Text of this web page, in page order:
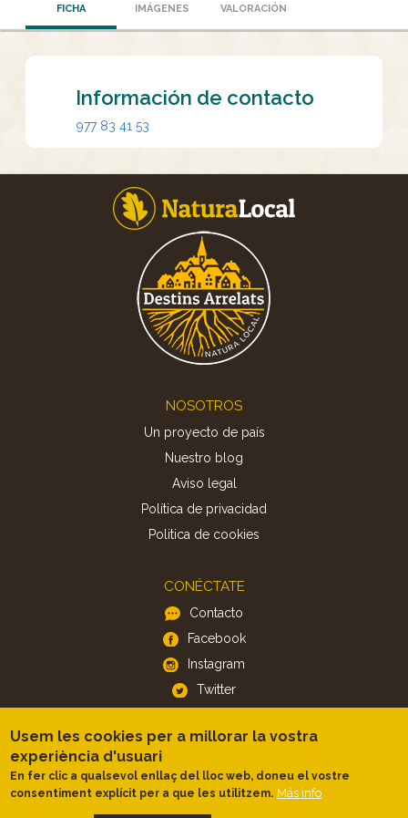
FICHA IMÁGENES VALORACIÓN
Información de contacto
977 83 41 53
NOSOTROS
Un proyecto de país
Nuestro blog
Aviso legal
Política de privacidad
Politica de cookies
CONÉCTATE
Contacto
Facebook
Instagram
Twitter
APP
iOS
Android
Usem les cookies per a millorar la vostra
experiència d'usuari
En fer clic a qualsevol enllaç del lloc web, doneu el vostre
consentiment explícit per a que les utilitzem. Más info